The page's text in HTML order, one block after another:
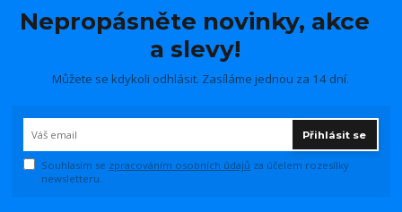
Nepropásněte novinky, akce
a slevy!
Můžete se kdykoli odhlásit. Zasíláme jednou za 14 dní.
Přihlásit se
Souhlasím se zpracováním osobních údajů za účelem rozesílky
newsletteru.